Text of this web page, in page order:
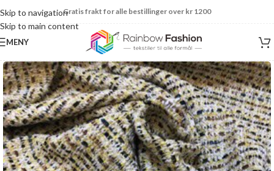
Skip to navigation
Skip to main content
Gratis frakt for alle bestillinger over kr 1200
MENY